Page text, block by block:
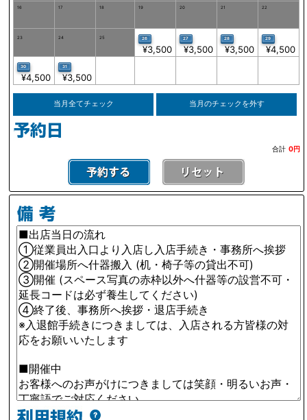
16 17 18 19 20 21 22
23 24 25 26
¥3,500
27
¥3,500
28
¥3,500
29
¥4,500
30
¥4,500
31
¥3,500
当月全てチェック 当月のチェックを外す
合計 0円